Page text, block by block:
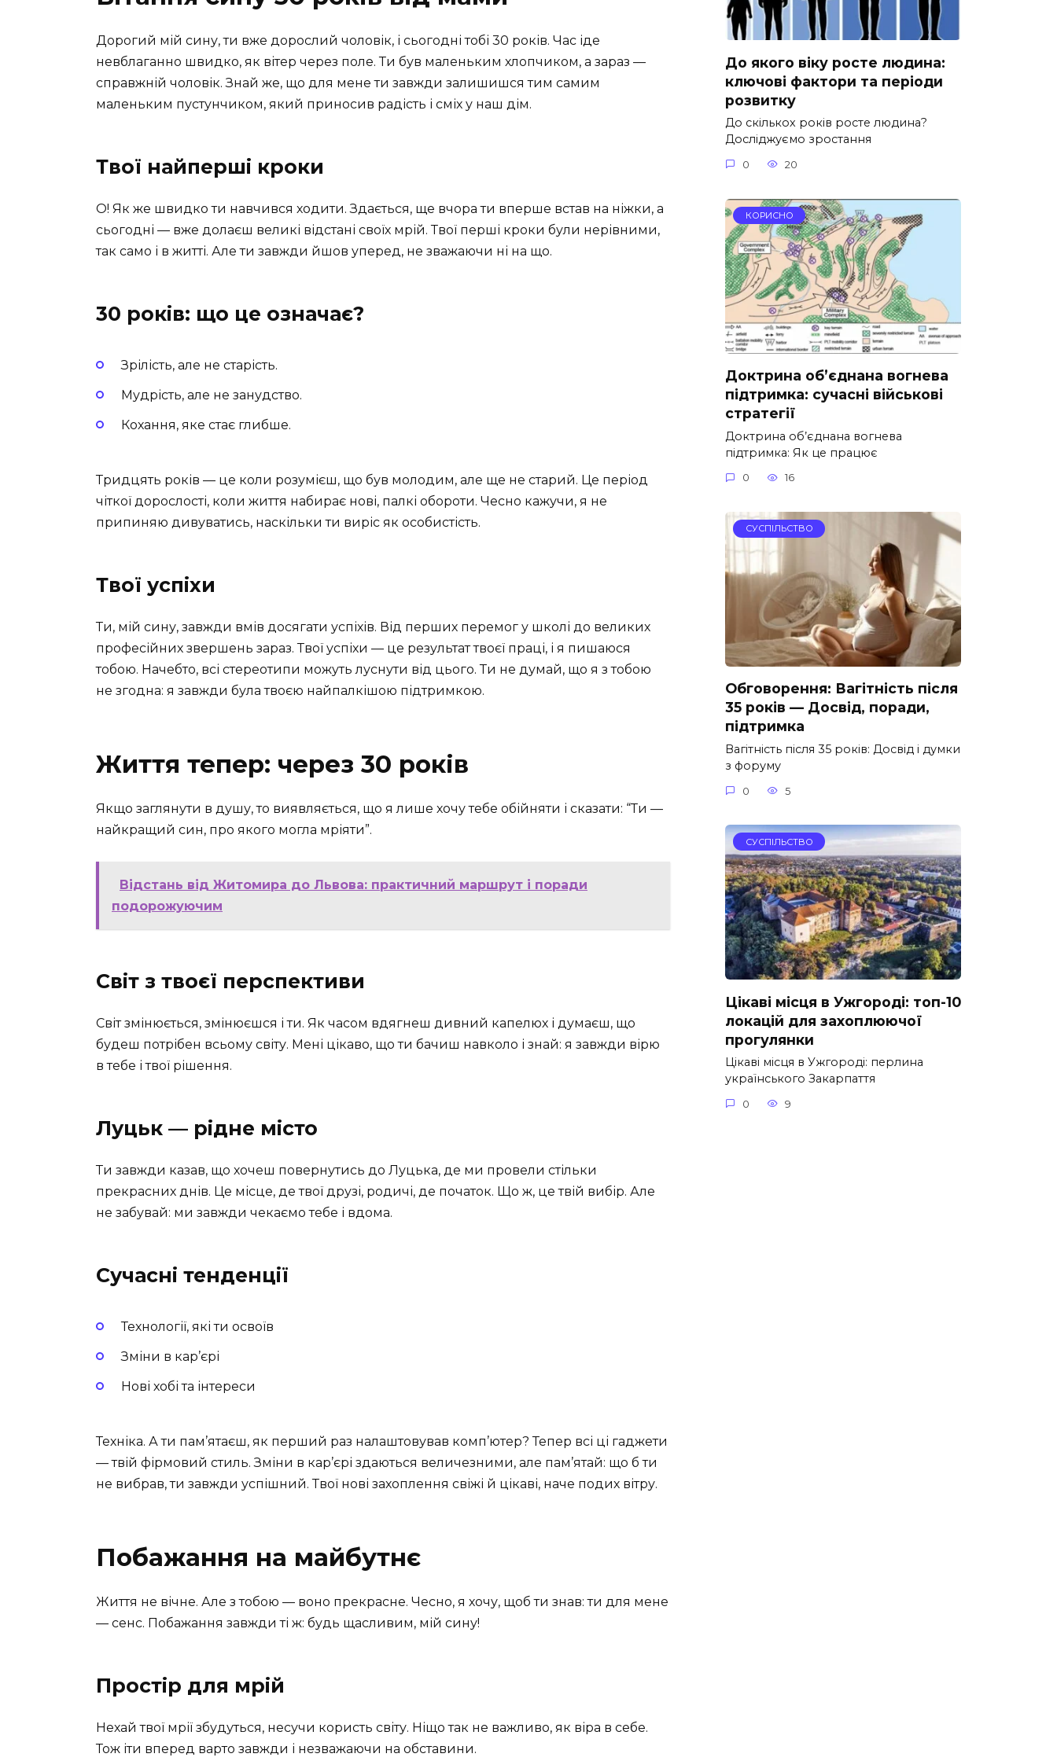
Дорогий мій сину, ти вже дорослий чоловік, і сьогодні тобі 30 років. Час іде
невблаганно швидко, як вітер через поле. Ти був маленьким хлопчиком, а зараз —
справжній чоловік. Знай же, що для мене ти завжди залишишся тим самим
маленьким пустунчиком, який приносив радість і сміх у наш дім.
Твої найперші кроки
О! Як же швидко ти навчився ходити. Здається, ще вчора ти вперше встав на ніжки, а
сьогодні — вже долаєш великі відстані своїх мрій. Твої перші кроки були нерівними,
так само і в житті. Але ти завжди йшов уперед, не зважаючи ні на що.
30 років: що це означає?
Зрілість, але не старість.
Мудрість, але не занудство.
Кохання, яке стає глибше.
Тридцять років — це коли розумієш, що був молодим, але ще не старий. Це період
чіткої дорослості, коли життя набирає нові, палкі обороти. Чесно кажучи, я не
припиняю дивуватись, наскільки ти виріс як особистість.
Твої успіхи
Ти, мій сину, завжди вмів досягати успіхів. Від перших перемог у школі до великих
професійних звершень зараз. Твої успіхи — це результат твоєї праці, і я пишаюся
тобою. Начебто, всі стереотипи можуть луснути від цього. Ти не думай, що я з тобою
не згодна: я завжди була твоєю найпалкішою підтримкою.
Життя тепер: через 30 років
Якщо заглянути в душу, то виявляється, що я лише хочу тебе обійняти і сказати: “Ти —
найкращий син, про якого могла мріяти”.
Відстань від Житомира до Львова: практичний маршрут і поради
подорожуючим
Світ з твоєї перспективи
Світ змінюється, змінюєшся і ти. Як часом вдягнеш дивний капелюх і думаєш, що
будеш потрібен всьому світу. Мені цікаво, що ти бачиш навколо і знай: я завжди вірю
в тебе і твої рішення.
Луцьк — рідне місто
Ти завжди казав, що хочеш повернутись до Луцька, де ми провели стільки
прекрасних днів. Це місце, де твої друзі, родичі, де початок. Що ж, це твій вибір. Але
не забувай: ми завжди чекаємо тебе і вдома.
Сучасні тенденції
Технології, які ти освоїв
Зміни в кар’єрі
Нові хобі та інтереси
Техніка. А ти пам’ятаєш, як перший раз налаштовував комп’ютер? Тепер всі ці гаджети
— твій фірмовий стиль. Зміни в кар’єрі здаються величезними, але пам’ятай: що б ти
не вибрав, ти завжди успішний. Твої нові захоплення свіжі й цікаві, наче подих вітру.
Побажання на майбутнє
Життя не вічне. Але з тобою — воно прекрасне. Чесно, я хочу, щоб ти знав: ти для мене
— сенс. Побажання завжди ті ж: будь щасливим, мій сину!
Простір для мрій
Нехай твої мрії збудуться, несучи користь світу. Ніщо так не важливо, як віра в себе.
Тож іти вперед варто завжди і незважаючи на обставини.
До якого віку росте людина:
ключові фактори та періоди
розвитку
До скількох років росте людина?
Досліджуємо зростання
0 20
КОРИСНО
Доктрина об’єднана вогнева
підтримка: сучасні військові
стратегії
Доктрина об’єднана вогнева
підтримка: Як це працює
0 16
СУСПІЛЬСТВО
Обговорення: Вагітність після
35 років — Досвід, поради,
підтримка
Вагітність після 35 років: Досвід і думки
з форуму
0 5
СУСПІЛЬСТВО
Цікаві місця в Ужгороді: топ-10
локацій для захоплюючої
прогулянки
Цікаві місця в Ужгороді: перлина
українського Закарпаття
0 9